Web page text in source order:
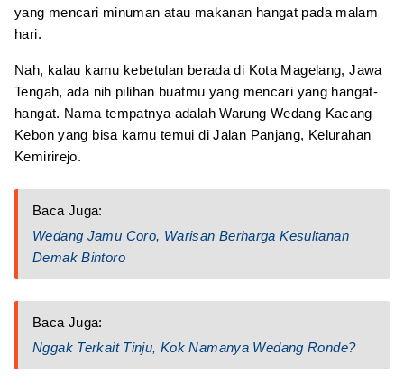
yang mencari minuman atau makanan hangat pada malam
hari.
Nah, kalau kamu kebetulan berada di Kota Magelang, Jawa
Tengah, ada nih pilihan buatmu yang mencari yang hangat-
hangat. Nama tempatnya adalah Warung Wedang Kacang
Kebon yang bisa kamu temui di Jalan Panjang, Kelurahan
Kemirirejo.
Baca Juga:
Wedang Jamu Coro, Warisan Berharga Kesultanan
Demak Bintoro
Baca Juga:
Nggak Terkait Tinju, Kok Namanya Wedang Ronde?